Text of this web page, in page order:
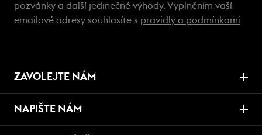
pozvánky a další jedinečné výhody. Vyplněním vaší
emailové adresy souhlasíte s pravidly a podmínkami
ZAVOLEJTE NÁM
NAPIŠTE NÁM